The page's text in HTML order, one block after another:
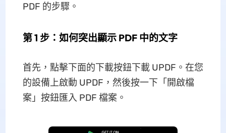
PDF 的步驟。
第 1 步：如何突出顯示 PDF 中的文字
首先，點擊下面的下載按鈕下載 UPDF。在您
的設備上啟動 UPDF，然後按一下「開啟檔
案」按鈕匯入 PDF 檔案。